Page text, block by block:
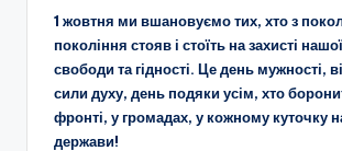
п
а
т
р
1 жовтня ми вшановуємо тих, хто з
покоління стояв і стоїть на захисті
свободи та гідності. Це день мужності,
сили духу, день подяки усім, хто
фронті, у громадах, у кожному куточку
держави!